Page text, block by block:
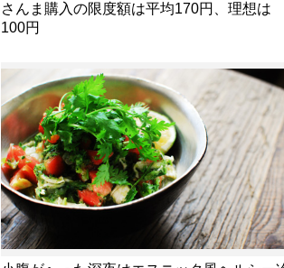
さんま購入の限度額は平均170円、理想は
100円